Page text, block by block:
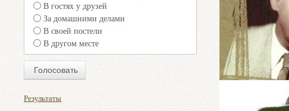
В гостях у друзей
За домашними делами
В своей постели
В другом месте
Результаты